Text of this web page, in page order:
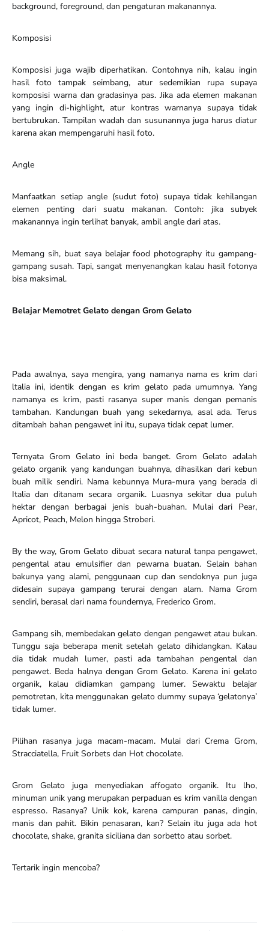
background, foreground, dan pengaturan makanannya.
Komposisi
Komposisi juga wajib diperhatikan. Contohnya nih, kalau ingin
hasil foto tampak seimbang, atur sedemikian rupa supaya
komposisi warna dan gradasinya pas. Jika ada elemen makanan
yang ingin di-highlight, atur kontras warnanya supaya tidak
bertubrukan. Tampilan wadah dan susunannya juga harus diatur
karena akan mempengaruhi hasil foto.
Angle
Manfaatkan setiap angle (sudut foto) supaya tidak kehilangan
elemen penting dari suatu makanan. Contoh: jika subyek
makanannya ingin terlihat banyak, ambil angle dari atas.
Memang sih, buat saya belajar food photography itu gampang-
gampang susah. Tapi, sangat menyenangkan kalau hasil fotonya
bisa maksimal.
Belajar Memotret Gelato dengan Grom Gelato
Pada awalnya, saya mengira, yang namanya nama es krim dari
ltalia ini, identik dengan es krim gelato pada umumnya. Yang
namanya es krim, pasti rasanya super manis dengan pemanis
tambahan. Kandungan buah yang sekedarnya, asal ada. Terus
ditambah bahan pengawet ini itu, supaya tidak cepat lumer.
Ternyata Grom Gelato ini beda banget. Grom Gelato adalah
gelato organik yang kandungan buahnya, dihasilkan dari kebun
buah milik sendiri. Nama kebunnya Mura-mura yang berada di
Italia dan ditanam secara organik. Luasnya sekitar dua puluh
hektar dengan berbagai jenis buah-buahan. Mulai dari Pear,
Apricot, Peach, Melon hingga Stroberi.
By the way, Grom Gelato dibuat secara natural tanpa pengawet,
pengental atau emulsifier dan pewarna buatan. Selain bahan
bakunya yang alami, penggunaan cup dan sendoknya pun juga
didesain supaya gampang terurai dengan alam. Nama Grom
sendiri, berasal dari nama foundernya, Frederico Grom.
Gampang sih, membedakan gelato dengan pengawet atau bukan.
Tunggu saja beberapa menit setelah gelato dihidangkan. Kalau
dia tidak mudah lumer, pasti ada tambahan pengental dan
pengawet. Beda halnya dengan Grom Gelato. Karena ini gelato
organik, kalau didiamkan gampang lumer. Sewaktu belajar
pemotretan, kita menggunakan gelato dummy supaya ‘gelatonya’
tidak lumer.
Pilihan rasanya juga macam-macam. Mulai dari Crema Grom,
Stracciatella, Fruit Sorbets dan Hot chocolate.
Grom Gelato juga menyediakan affogato organik. Itu lho,
minuman unik yang merupakan perpaduan es krim vanilla dengan
espresso. Rasanya? Unik kok, karena campuran panas, dingin,
manis dan pahit. Bikin penasaran, kan? Selain itu juga ada hot
chocolate, shake, granita siciliana dan sorbetto atau sorbet.
Tertarik ingin mencoba?